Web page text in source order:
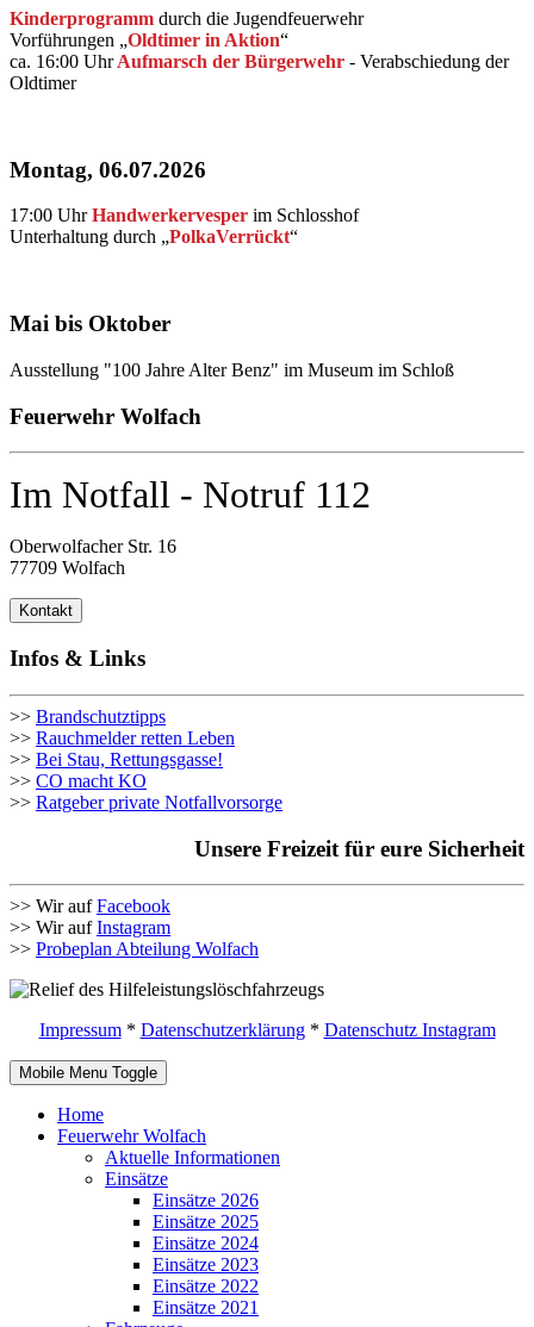
Kinderprogramm durch die Jugendfeuerwehr
Vorführungen „Oldtimer in Aktion“
ca. 16:00 UhrAufmarsch der Bürgerwehr - Verabschiedung der
Oldtimer
Montag, 06.07.2026
17:00 UhrHandwerkervesper im Schlosshof
Unterhaltung durch „PolkaVerrückt“
Mai bis Oktober
Ausstellung "100 Jahre Alter Benz" im Museum im Schloß
Feuerwehr Wolfach
Im Notfall - Notruf 112
Oberwolfacher Str. 16
77709 Wolfach
Kontakt
Infos & Links
>> Brandschutztipps
>> Rauchmelder retten Leben
>> Bei Stau, Rettungsgasse!
>> CO macht KO
>> Ratgeber private Notfallvorsorge
Unsere Freizeit für eure Sicherheit
>> Wir aufFacebook
>> Wir aufInstagram
>> Probeplan Abteilung Wolfach
Impressum* Datenschutzerklärung* Datenschutz Instagram
Mobile Menu Toggle
Home
Feuerwehr Wolfach
Aktuelle Informationen
Einsätze
Einsätze 2026
Einsätze 2025
Einsätze 2024
Einsätze 2023
Einsätze 2022
Einsätze 2021